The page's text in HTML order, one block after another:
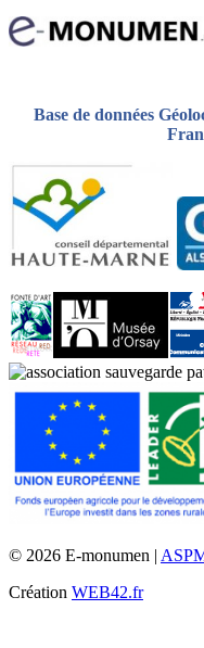
Base de données
© 2026 E-monumen |
Création WEB42.fr